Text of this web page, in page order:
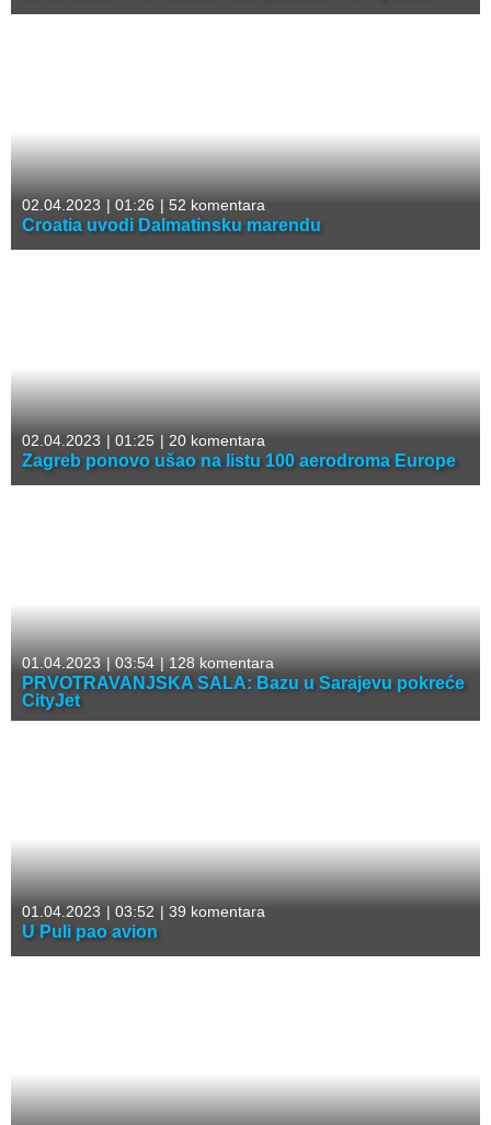
02.04.2023 | 01:26 | 52 komentara
Croatia uvodi Dalmatinsku marendu
02.04.2023 | 01:25 | 20 komentara
Zagreb ponovo ušao na listu 100 aerodroma Europe
01.04.2023 |03:54 |128 komentara
PRVOTRAVANJSKA SALA: Bazu u Sarajevu pokreće
CityJet
01.04.2023 | 03:52 | 39 komentara
U Puli pao avion